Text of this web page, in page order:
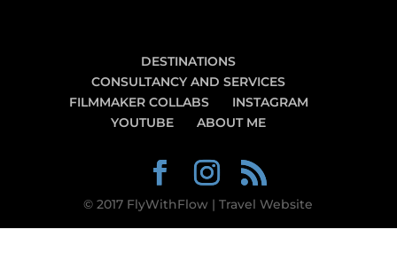
DESTINATIONS
CONSULTANCY AND SERVICES
FILMMAKER COLLABS
INSTAGRAM
YOUTUBE
ABOUT ME
© 2017 FlyWithFlow | Travel Website